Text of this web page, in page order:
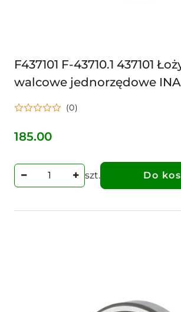
F437101 F-43710.1 437101
walcowe jednorzędowe
35X62X17-19 KOŁNIERZ
(0)
Cena:
185.00
szt. Do